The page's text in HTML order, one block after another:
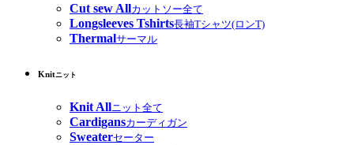
Cut sew Allカットソー全て
Longsleeves Tshirts長袖Tシャツ(ロンT)
Thermalサーマル
Knitニット
Knit Allニット全て
Cardigansカーディガン
Sweaterセーター